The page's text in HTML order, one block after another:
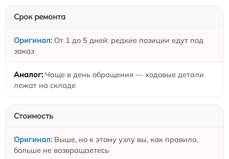
Срок ремонта
От 1 до 5 дней: редкие позиции едут под
заказ
Чаще в день обращения — ходовые детали
лежат на складе
Стоимость
Выше, но к этому узлу вы, как правило,
больше не возвращаетесь